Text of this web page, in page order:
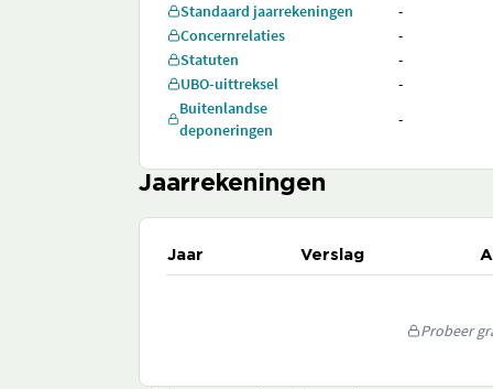
Standaard jaarrekeningen
-
Concernrelaties
-
Statuten
-
UBO-uittreksel
-
Buitenlandse
deponeringen
-
Jaarrekeningen
Jaar Verslag
Probeer